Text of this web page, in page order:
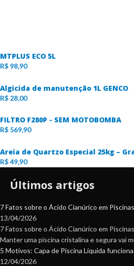
MTPLUS ECO 5L
R$ 98,90
Algicida de manutenção 1L GENCO
R$ 28,00
FILTRO F280P - SEM MOTOBOMBA
R$ 569,90
Areia de Quartzo Especial 25kg –
R$49,90
Últimos artigos
7 Fatos sobre o Ácido Cianúrico em
13/04/2026
7 Fatos sobre o Ácido Cianúrico em
Manter uma piscina cristalina e segura vai
5 Motivos: Capa de Piscina Líquida
12/04/2026